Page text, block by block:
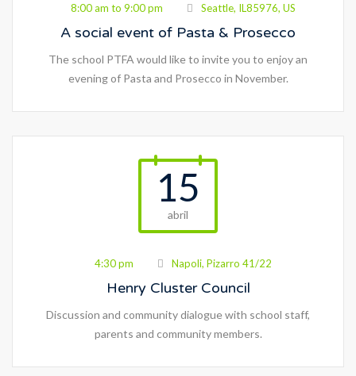
8:00 am to 9:00 pm Seattle, IL85976, US
A social event of Pasta & Prosecco
The school PTFA would like to invite you to enjoy an
evening of Pasta and Prosecco in November.
15
abril
4:30 pm Napoli, Pizarro 41/22
Henry Cluster Council
Discussion and community dialogue with school staff,
parents and community members.